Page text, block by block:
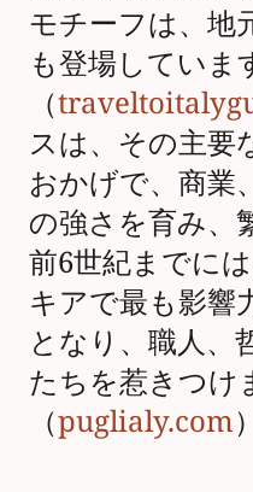
モチーフは、地
も登場していま
（
スは、その主要
おかげで、商業
の強さを育み、
前6世紀までに
キアで最も影響
となり、職人、
たちを惹きつけ
（puglialy.com